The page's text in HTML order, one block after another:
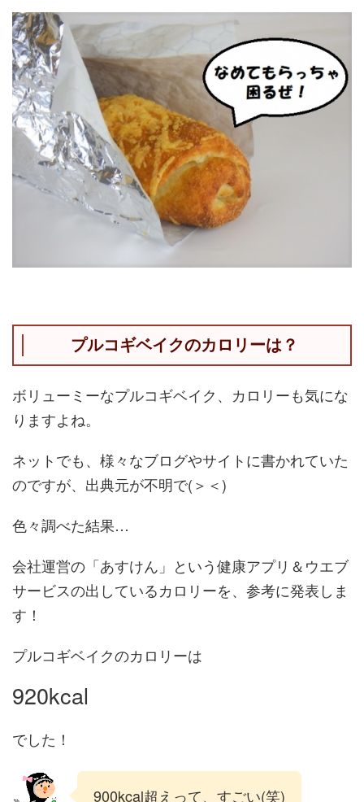
プルコギベイクのカロリーは？
ボリューミーなプルコギベイク、カロリーも気にな
りますよね。
ネットでも、様々なブログやサイトに書かれていた
のですが、出典元が不明で(＞＜)
色々調べた結果…
会社運営の「あすけん」という健康アプリ＆ウエブ
サービスの出しているカロリーを、参考に発表しま
す！
プルコギベイクのカロリーは
920kcal
でした！
900kcal超えって、すごい(笑)